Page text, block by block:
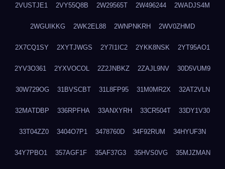
2VUSTJE1 2VY55Q8B 2W29565T 2W496244 2WADJS4M
2WGUIKKG 2WK2EL88 2WNPNKRH 2WV0ZHMD
2X7CQ1SY 2XYTJWGS 2Y7I1IC2 2YKK8NSK 2YT95AO1
2YV3O361 2YXVOCOL 2Z2JNBKZ 2ZAJL9NV 30D5VUM9
30W729OG 31BVSCBT 31L8FP95 31M0MR2X 32AT2VLN
32MATDBP 336RPFHA 33ANXYRH 33CR504T 33DY1V30
33T04ZZ0 3404O7P1 3478760D 34F92RUM 34HYUF3N
34Y7PBO1 357AGF1F 35AF37G3 35HVS0VG 35MJZMAN